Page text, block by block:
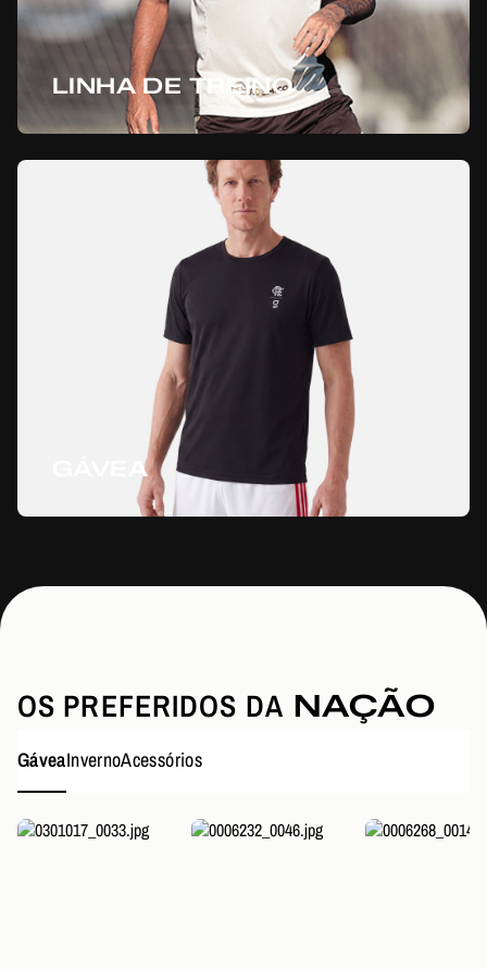
LINHA DE TREINO
GÁVEA
OS PREFERIDOS DA NAÇÃO
GáveaInvernoAcessórios